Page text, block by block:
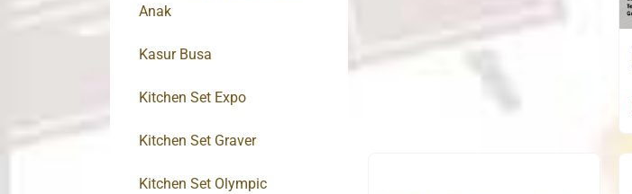
Anak
Kasur Busa
Kitchen Set Expo
Kitchen Set Graver
Kitchen Set Olympic